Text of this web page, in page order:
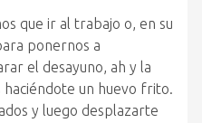
que ir al trabajo o, en su
ponernos a
el desayuno, ah y la
haciéndote un huevo frito.
y luego desplazarte